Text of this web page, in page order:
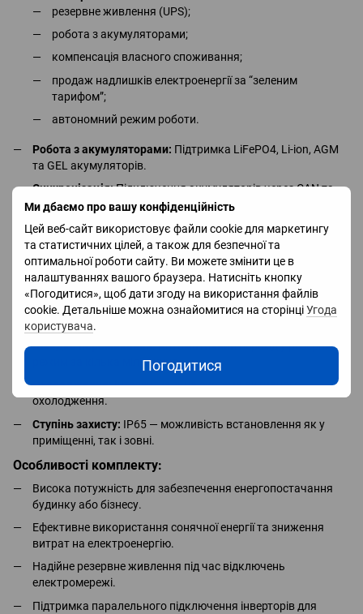
Ми дбаємо про вашу конфіденційність
Цей веб-сайт використовує файли cookie для маркетингу
та статистичних цілей, а також для безпечної та
оптимальної роботи сайту. Ви можете змінити це в
налаштуваннях вашого браузера. Натисніть кнопку
«Погодитися», щоб дати згоду на використання файлів
cookie. Детальніше можна ознайомитися на сторінціУгода
користувача.
Погодитися
резервне живлення (UPS);
робота з акумуляторами;
компенсація власного споживання;
продаж надлишків електроенергії за “зеленим
тарифом”;
автономний режим роботи.
Робота з акумуляторами: Підтримка LiFePO4, Li-ion, AGM
та GEL акумуляторів.
Синхронізація:Підключення акумуляторів через CAN та
RS485.
Сонячні панелі:Два незалежні MPPT-трекери для
оптимальної генерації енергії.
Моніторинг:Вбудований WiFi-модуль для дистанційного
контролю через мобільний застосунок або веб-інтерфейс.
Безпека:Захист від перевантаження, короткого
замикання, перегріву та перенапруги.
Швидке перемикання:Автоматичний перехід у резервний
режим за кілька мілісекунд.
Охолодження:Інтелектуальна система активного
охолодження.
Ступінь захисту: IP65 — можливість встановлення як у
приміщенні, так і зовні.
Особливості комплекту:
Висока потужність для забезпечення енергопостачання
будинку або бізнесу.
Ефективне використання сонячної енергії та зниження
витрат на електроенергію.
Надійне резервне живлення під час відключень
електромережі.
Підтримка паралельного підключення інверторів для